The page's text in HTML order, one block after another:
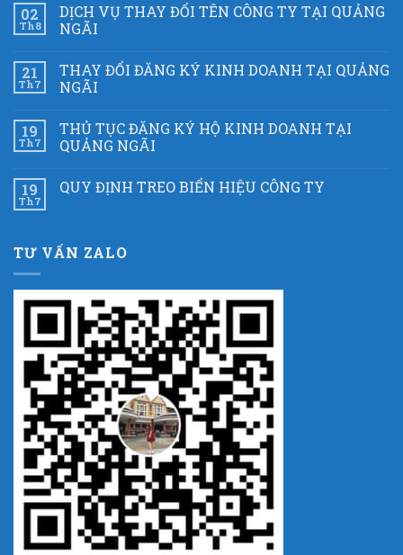
02
Th8
DỊCH VỤ THAY ĐỔI TÊN CÔNG TY TẠI QUẢNG
NGÃI
21
Th7
THAY ĐỔI ĐĂNG KÝ KINH DOANH TẠI QUẢNG
NGÃI
19
Th7
THỦ TỤC ĐĂNG KÝ HỘ KINH DOANH TẠI
QUẢNG NGÃI
19
Th7
QUY ĐỊNH TREO BIỂN HIỆU CÔNG TY
TƯ VẤN ZALO